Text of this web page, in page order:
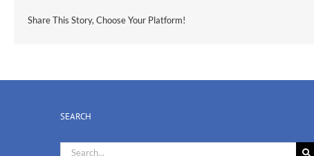
Share This Story, Choose Your Platform!
SEARCH
Search